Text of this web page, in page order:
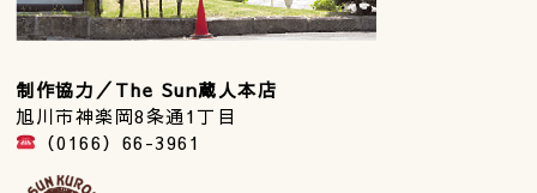
制作協力／The Sun蔵人本店
旭川市神楽岡8条通1丁目
（0166）66-3961